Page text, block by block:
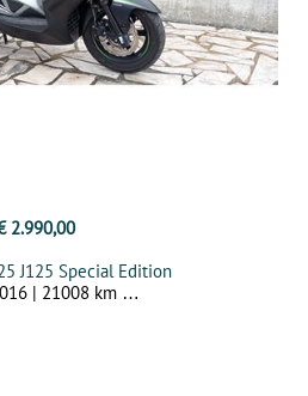
2.990,00
J125 Special Edition
| 21008 km